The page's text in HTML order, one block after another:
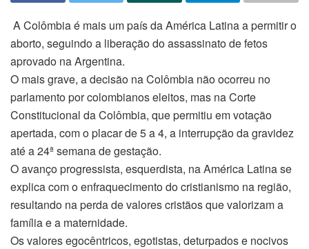
A Colômbia é mais um país da América Latina a permitir o
aborto, seguindo a liberação do assassinato de fetos
aprovado na Argentina.
O mais grave, a decisão na Colômbia não ocorreu no
parlamento por colombianos eleitos, mas na Corte
Constitucional da Colômbia, que permitiu em votação
apertada, com o placar de 5 a 4, a interrupção da gravidez
até a 24ª semana de gestação.
O avanço progressista, esquerdista, na América Latina se
explica com o enfraquecimento do cristianismo na região,
resultando na perda de valores cristãos que valorizam a
família e a maternidade.
Os valores egocêntricos, egotistas, deturpados e nocivos